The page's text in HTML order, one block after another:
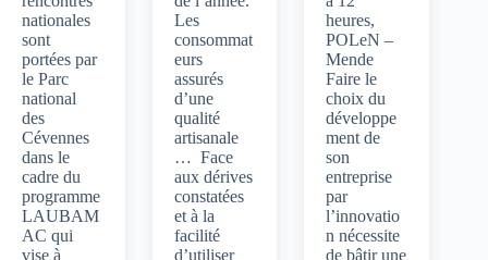
nationales
sont
portées par
le Parc
national
des
Cévennes
dans le
cadre du
programme
LAUBAM
AC qui
vise à
Les
consommat
eurs
assurés
d’une
qualité
artisanale
… Face
aux dérives
constatées
et à la
facilité
d’utiliser
heures,
POLeN –
Mende
Faire le
choix du
développe
ment de
son
entreprise
par
l’innovatio
n nécessite
de bâtir une